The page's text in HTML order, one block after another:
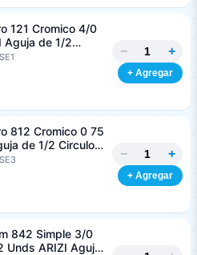
121 Cromico 4/0
Aguja de 1/2
26 mm
− +
+ Agregar
812 Cromico 0 75
de 1/2 Circulo
− +
+ Agregar
842 Simple 3/0
Unds ARIZI Aguja